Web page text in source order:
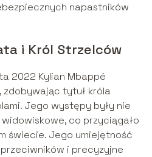
napastników
i Król Strzelców
2022 Kylian Mbappé
zdobywając tytuł króla
Jego występy były nie
co przyciągało
świecie. Jego umiejętność
i precyzyjne